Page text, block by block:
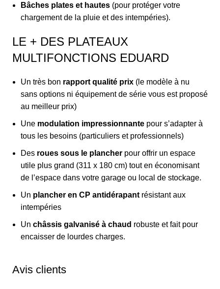
Bâches plates et hautes (pour protéger votre
chargement de la pluie et des intempéries).
LE + DES PLATEAUX
MULTIFONCTIONS EDUARD
Un très bon rapport qualité prix (le modèle à nu
sans options ni équipement de série vous est proposé
au meilleur prix)
Une modulation impressionnante pour s’adapter à
tous les besoins (particuliers et professionnels)
Des roues sous le plancher pour offrir un espace
utile plus grand (311 x 180 cm) tout en économisant
de l’espace dans votre garage ou local de stockage.
Un plancher en CP antidérapant résistant aux
intempéries
Un châssis galvanisé à chaud robuste et fait pour
encaisser de lourdes charges.
Avis clients